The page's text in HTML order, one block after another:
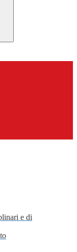
e di